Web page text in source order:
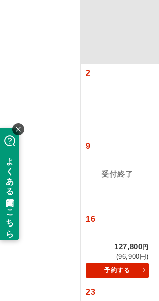
2
9
受付終了
16
127,800円
(96,900円)
予約する
23